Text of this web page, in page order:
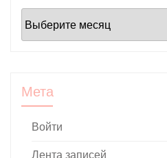
Архивы
Мета
Войти